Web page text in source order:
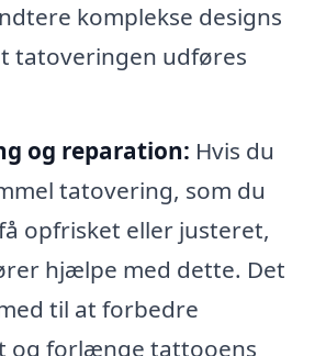
komplekse designs
tatoveringen udføres
og reparation: Hvis du
tatovering, som du
opfrisket eller justeret,
hjælpe med dette. Det
til at forbedre
og forlænge tattooens